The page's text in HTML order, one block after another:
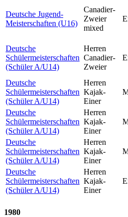
Deutsche Jugend-
Meisterschaften (U16)
Canadier-
Zweier
mixed
Deutsche
Schülermeisterschaften
(Schüler A/U14)
Herren
Canadier-
Zweier
Deutsche
Schülermeisterschaften
(Schüler A/U14)
Herren
Kajak-
Einer
Deutsche
Schülermeisterschaften
(Schüler A/U14)
Herren
Kajak-
Einer
Deutsche
Schülermeisterschaften
(Schüler A/U14)
Herren
Kajak-
Einer
Deutsche
Schülermeisterschaften
(Schüler A/U14)
Herren
Kajak-
Einer
1980